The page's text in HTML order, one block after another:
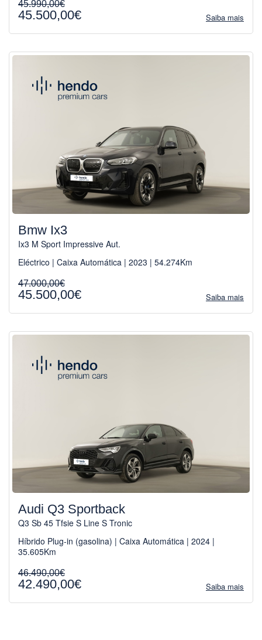
45.990,00€
45.500,00€ Saiba mais
Bmw Ix3
Ix3 M Sport Impressive Aut.
Eléctrico | Caixa Automática | 2023 | 54.274Km
47.000,00€
45.500,00€ Saiba mais
Audi Q3 Sportback
Q3 Sb 45 Tfsie S Line S Tronic
Híbrido Plug-in (gasolina) | Caixa Automática | 2024 |
35.605Km
46.490,00€
42.490,00€ Saiba mais